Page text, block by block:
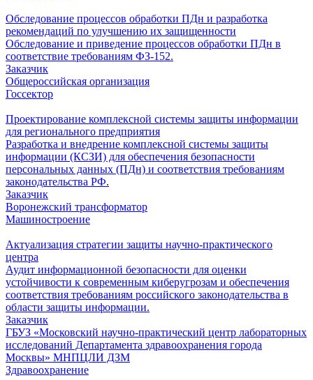
Обследование процессов обработки ПДн и разработка
рекомендаций по улучшению их защищенности
Обследование и приведение процессов обработки ПДн в
соответствие требованиям ФЗ-152.
Заказчик
Общероссийская организация
Госсектор
Проектирование комплексной системы защиты информации
для регионального предприятия
Разработка и внедрение комплексной системы защиты
информации (КСЗИ) для обеспечения безопасности
персональных данных (ПДн) и соответствия требованиям
законодательства РФ.
Заказчик
Воронежский трансформатор
Машиностроение
Актуализация стратегии защиты научно-практического
центра
Аудит информационной безопасности для оценки
устойчивости к современным киберугрозам и обеспечения
соответствия требованиям российского законодательства в
области защиты информации.
Заказчик
ГБУЗ «Московский научно-практический центр лабораторных
исследований Департамента здравоохранения города
Москвы» МНПЦЛИ ДЗМ
Здравоохранение